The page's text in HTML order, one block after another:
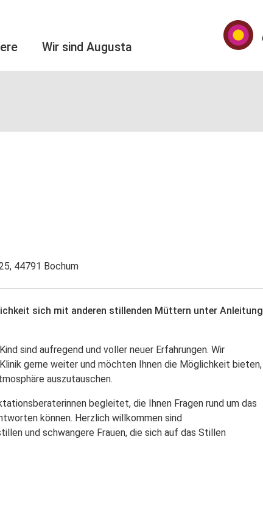
Wir sind Augusta
44791 Bochum
sich mit anderen stillenden Müttern unter Anleitung
sind aufregend und voller neuer Erfahrungen. Wir
gerne weiter und möchten Ihnen die Möglichkeit bieten,
auszutauschen.
begleitet, die Ihnen Fragen rund um das
können. Herzlich willkommen sind
und schwangere Frauen, die sich auf das Stillen